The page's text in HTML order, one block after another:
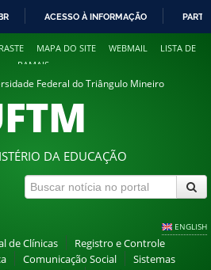
ACESSO À INFORMAÇÃO
MAPA DO SITE WEBMAIL
LISTA DE
RAMAIS
Federal do Triângulo Mineiro
DA EDUCAÇÃO
ENGLISH
de Clínicas
Registro e Controle
Comunicação Social
Sistemas